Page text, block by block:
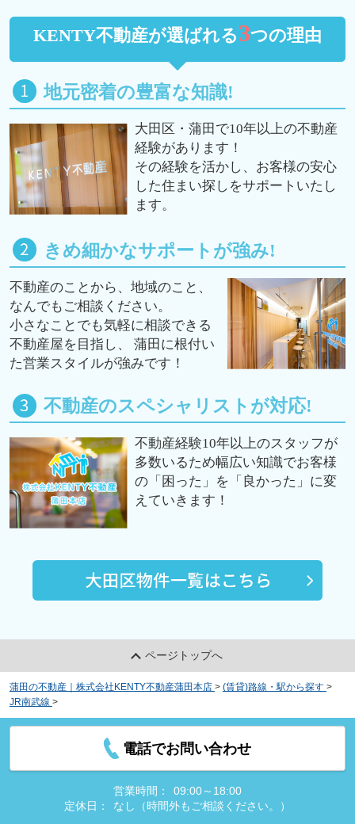
KENTY不動産が選ばれる3つの理由
地元密着の豊富な知識!
大田区・蒲田で10年以上の不動産
経験があります！
その経験を活かし、お客様の安心
した住まい探しをサポートいたし
ます。
きめ細かなサポートが強み!
不動産のことから、地域のこと、
なんでもご相談ください。
小さなことでも気軽に相談できる
不動産屋を目指し、 蒲田に根付い
た営業スタイルが強みです！
不動産のスペシャリストが対応!
不動産経験10年以上のスタッフが
多数いるため幅広い知識でお客様
の「困った」を「良かった」に変
えていきます！
ページトップへ
蒲田の不動産｜株式会社KENTY不動産蒲田本店 > (賃貸)路線・駅から探す >
JR南武線 >
電話でお問い合わせ
営業時間：
09:00～18:00
定休日：
なし（時間外もご相談ください。）